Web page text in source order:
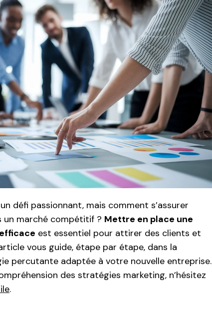
défi passionnant, mais comment s’assurer
un marché compétitif ? Mettre en place une
est essentiel pour attirer des clients et
vous guide, étape par étape, dans la
percutante adaptée à votre nouvelle entreprise.
des stratégies marketing, n’hésitez
.